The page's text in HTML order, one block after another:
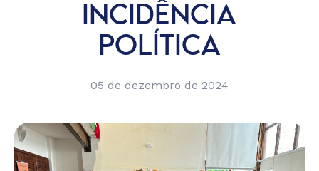
INCIDÊNCIA
POLÍTICA
05 de dezembro de 2024